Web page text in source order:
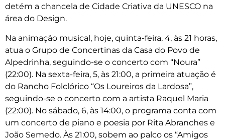
detém a chancela de Cidade Criativa da UNESCO na
área do Design.
Na animação musical, hoje, quinta-feira, 4, às 21 horas,
atua o Grupo de Concertinas da Casa do Povo de
Alpedrinha, seguindo-se o concerto com “Noura”
(22:00). Na sexta-feira, 5, às 21:00, a primeira atuação é
do Rancho Folclórico “Os Loureiros da Lardosa”,
seguindo-se o concerto com a artista Raquel Maria
(22:00). No sábado, 6, às 14:00, o programa conta com
um concerto de piano e poesia por Rita Abranches e
João Semedo. Às 21:00, sobem ao palco os “Amigos